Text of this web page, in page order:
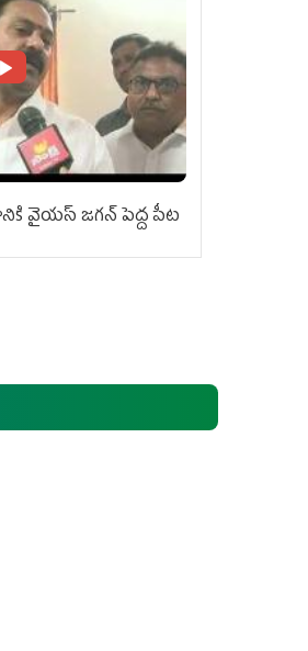
వైయ‌స్ జ‌గ‌న్ పెద్ద పీట